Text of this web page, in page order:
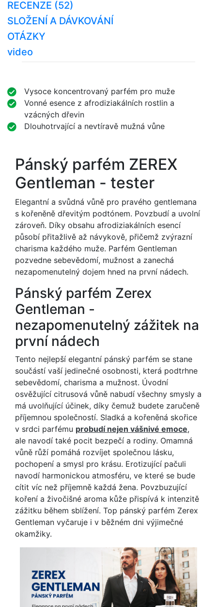
RECENZE (52)
SLOŽENÍ A DÁVKOVÁNÍ
OTÁZKY
video
Vysoce koncentrovaný parfém pro muže
Vonné esence z afrodiziakálních rostlin a
vzácných dřevin
Dlouhotrvající a nevtíravě mužná vůne
Pánský parfém ZEREX
Gentleman - tester
Elegantní a svůdná vůně pro pravého gentlemana
s kořeněně dřevitým podtónem. Povzbudí a uvolní
zároveň. Díky obsahu afrodiziakálních esencí
působí přitažlivě až návykově, přičemž zvýrazní
charisma každého muže. Parfém Gentleman
pozvedne sebevědomí, mužnost a zanechá
nezapomenutelný dojem hned na první nádech.
Pánský parfém Zerex
Gentleman -
nezapomenutelný zážitek na
první nádech
Tento nejlepší elegantní pánský parfém se stane
součástí vaší jedinečné osobnosti, která podtrhne
sebevědomí, charisma a mužnost. Úvodní
osvěžující citrusová vůně nabudí všechny smysly a
má uvolňující účinek, díky čemuž budete zaručeně
příjemnou společností. Sladká a kořeněná skořice
v srdci parfému probudí nejen vášnivé emoce,
ale navodí také pocit bezpečí a rodiny. Omamná
vůně růží pomáhá rozvíjet společnou lásku,
pochopení a smysl pro krásu. Erotizující pačuli
navodí harmonickou atmosféru, ve které se bude
cítit víc než příjemně každá žena. Povzbuzující
koření a živočišné aroma kůže přispívá k intenzitě
zážitku během sblížení. Top pánský parfém Zerex
Gentleman vyčaruje i v běžném dni výjimečné
okamžiky.